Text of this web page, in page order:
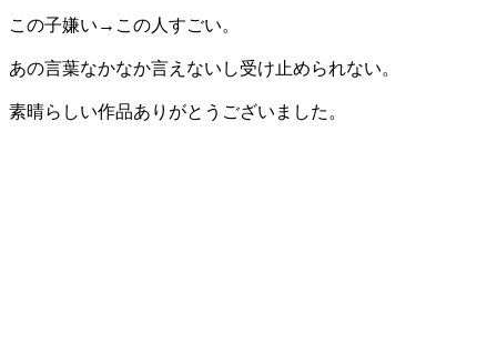
この子嫌い→この人すごい。
あの言葉なかなか言えないし受け止められない。
素晴らしい作品ありがとうございました。